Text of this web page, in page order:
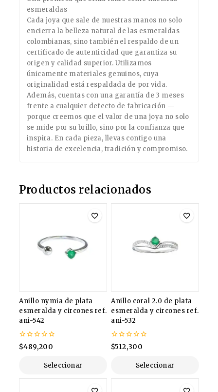
esmeraldas
Cada joya que sale de nuestras manos no solo
encierra la belleza natural de las esmeraldas
colombianas, sino también el respaldo de un
certificado de autenticidad que garantiza su
origen y calidad superior. Utilizamos
únicamente materiales genuinos, cuya
originalidad está respaldada de por vida.
Además, cuentas con una garantía de 3 meses
frente a cualquier defecto de fabricación —
porque creemos que el valor de una joya no solo
se mide por su brillo, sino por la confianza que
inspira. En cada pieza, llevas contigo una
historia de excelencia, tradición y compromiso.
Productos relacionados
Anillo nymia de plata
esmeralda y circones ref.
ani-542
0
de
$489,200
Seleccionar
Opciones
Anillo coral 2.0 de plata
esmeralda y circones ref.
ani-532
0
de
$512,300
Seleccionar
Opciones